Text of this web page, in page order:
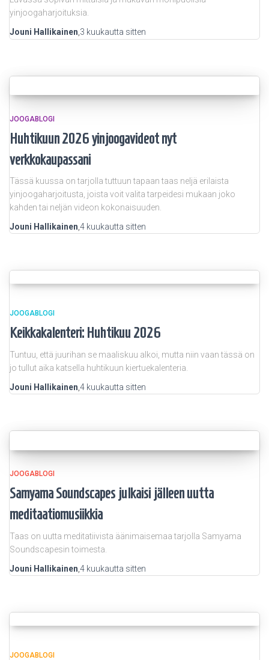
yinjoogaharjoituksia.
Jouni Hallikainen,3 kuukautta sitten
JOOGABLOGI
Huhtikuun 2026 yinjoogavideot nyt
verkkokaupassani
Tässä kuussa on tarjolla tuttuun tapaan taas neljä erilaista
yinjoogaharjoitusta, joista voit valita tarpeidesi mukaan joko
kahden tai neljän videon kokonaisuuden.
Jouni Hallikainen,4 kuukautta sitten
JOOGABLOGI
Keikkakalenteri: Huhtikuu 2026
Tuntuu, että juurihan se maaliskuu alkoi, mutta niin vaan tässä on
jo tullut aika katsella huhtikuun kiertuekalenteria.
Jouni Hallikainen 4 kuukautta sitten
JOOGABLOGI
Samyama Soundscapes julkaisi jälleen uutta
meditaatiomusiikkia
Taas on uutta meditatiivista äänimaisemaa tarjolla Samyama
Soundscapesin toimesta.
Jouni Hallikainen 4 kuukautta sitten
JOOGABLOGI